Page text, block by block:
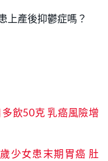
上產後抑鬱症嗎？
飲50克 乳癌風險增
少女患末期胃癌 肚